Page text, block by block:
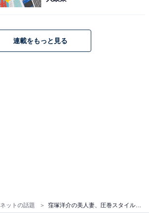
ネットの話題
連載をもっと見る